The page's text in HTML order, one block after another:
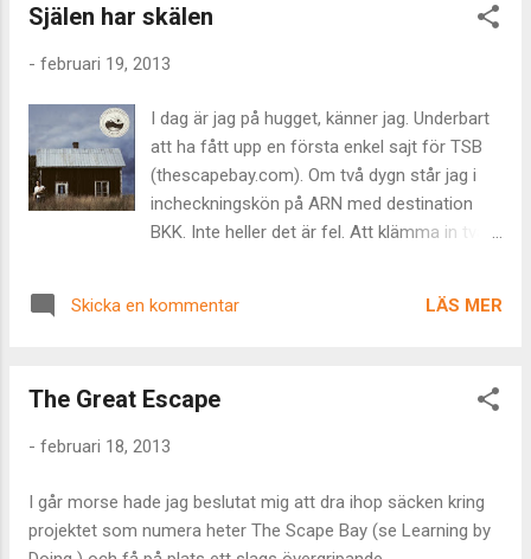
att sedan plöja på genom den förutbestämda materian var
vana med lektioner (vilket ju kan vara dubbelriktat) och dels
eftersom de var på väg ut i ett yrkesliv och en bransch som
jag varit i väldigt länge. Jag fick känslan att jag hade mer att
säga dessa än jag brukar ha att säga. Ganska intressant
eftersom jag så mycket slagits mot olika former av
Själen har skälen
- februari 19, 2013
I dag är jag på hugget, känner jag. Underbart
att ha fått upp en första enkel sajt för TSB
(thescapebay.com). Om två dygn står jag i
incheckningskön på ARN med destination
BKK. Inte heller det är fel. Att klämma in två
formatterad. Packad, rentav. Jag tror att det
på det in-app-purchase jag gjort om 659 kr.
inte reagerat, men 659 var en rejält summa.
kunde finna ett svin i storleksordning 1400 kr
de senaste veckorna. Den Lille har i en eller
Skicka en kommentar LÄS MER
The Great Escape
- februari 18, 2013
I går morse hade jag beslutat mig att dra ihop säcken kring
projektet som numera heter The Scape Bay (se Learning by